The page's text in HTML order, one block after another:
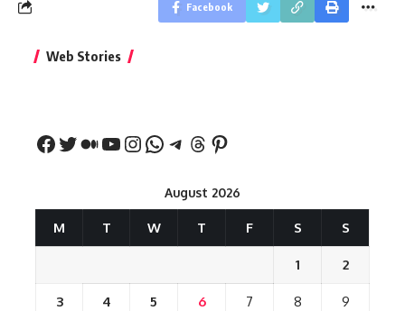
Facebook
Web Stories
नीतीश कुमार का पहला
August 2026
M T W T F S S
1 2
3 4 5 6 7 8 9